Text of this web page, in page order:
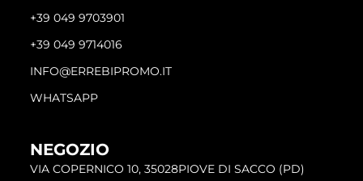
+39 049 9703901
+39 049 9714016
INFO@ERREBIPROMO.IT
WHATSAPP
NEGOZIO
VIA COPERNICO 10, 35028PIOVE DI SACCO (PD)